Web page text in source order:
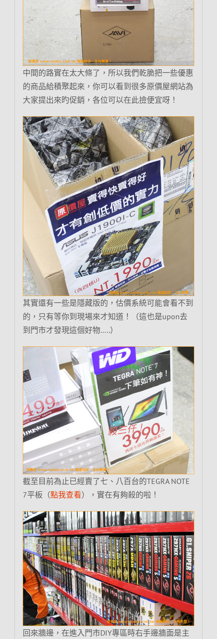
中間的路實在太大條了，所以我們乾脆把一些優惠
的商品給積聚起來，你可以看到很多原價屋網站為
大家提出來旳促銷，各位可以在此撿便宜呀！
其實還有一些是隱藏版的，估價系統可能會看不到
的，只有等你到現場來才知道！（這也是upon去
到門市才發現這個好物…..）
截至目前為止已經賣了七、八百台的TEGRA NOTE
7平板（點我查看），實在有夠殺的啦！
回來牆邊，在進入門市DIY專區時右手邊牆面是主